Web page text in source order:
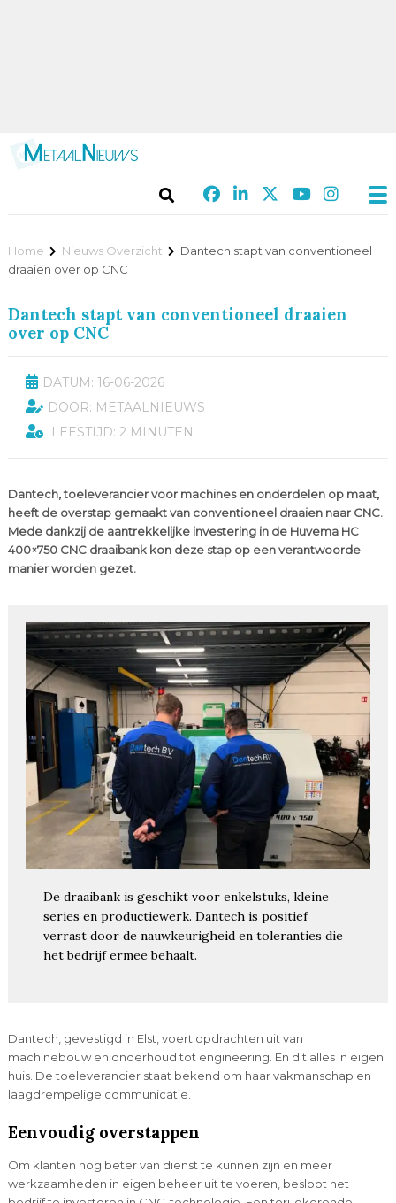
Home Nieuws Overzicht
Dantech stapt van conventioneel
draaien over op CNC
Dantech stapt van conventioneel draaien
over op CNC
DATUM: 16-06-2026
DOOR: METAALNIEUWS
LEESTIJD: 2 MINUTEN
Dantech, toeleverancier voor machines en onderdelen op maat,
heeft de overstap gemaakt van conventioneel draaien naar CNC.
Mede dankzij de aantrekkelijke investering in de Huvema HC
400×750 CNC draaibank kon deze stap op een verantwoorde
manier worden gezet.
De draaibank is geschikt voor enkelstuks, kleine
series en productiewerk. Dantech is positief
verrast door de nauwkeurigheid en toleranties die
het bedrijf ermee behaalt.
Dantech, gevestigd in Elst, voert opdrachten uit van
machinebouw en onderhoud tot engineering. En dit alles in eigen
huis. De toeleverancier staat bekend om haar vakmanschap en
laagdrempelige communicatie.
Eenvoudig overstappen
Om klanten nog beter van dienst te kunnen zijn en meer
werkzaamheden in eigen beheer uit te voeren, besloot het